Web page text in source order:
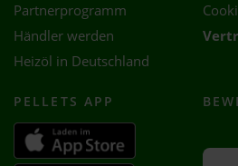
Partnerprogramm
Händler werden
Heizöl in Deutschland
PELLETS APP